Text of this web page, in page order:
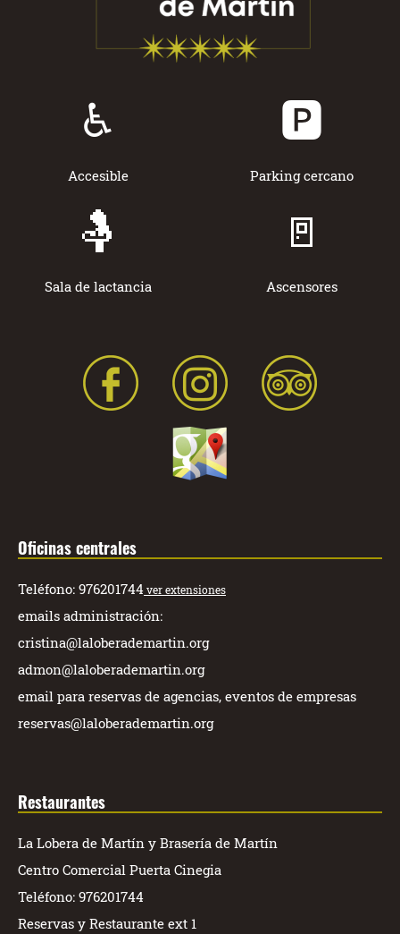
♿
Accesible
🅿️
Parking cercano
🤱
Sala de lactancia
🚪
Ascensores
Oficinas centrales
Teléfono: 976201744ver extensiones
emails administración:
cristina@laloberademartin.org
admon@laloberademartin.org
email para reservas de agencias, eventos de empresas
reservas@laloberademartin.org
Restaurantes
La Lobera de Martín y Brasería de Martín
Centro Comercial Puerta Cinegia
Teléfono: 976201744
Reservas y Restaurante ext 1